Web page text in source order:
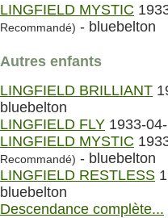
LINGFIELD MYSTIC
Recommandé) - bluebelton
Autres enfants
LINGFIELD BRILLIANT
bluebelton
LINGFIELD FLY 1933-
LINGFIELD MYSTIC
Recommandé) - bluebelton
LINGFIELD RESTLESS
bluebelton
Descendance complète...